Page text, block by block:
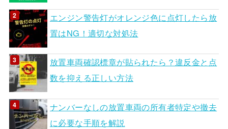
エンジン警告灯がオレンジ色に点灯したら放
置はNG！適切な対処法
放置車両確認標章が貼られたら？違反金と点
数を抑える正しい方法
ナンバーなしの放置車両の所有者特定や撤去
に必要な手順を解説